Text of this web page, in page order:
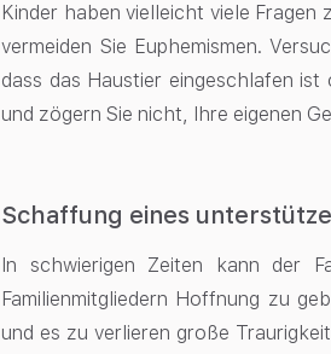
Kinder haben vielleicht viele Fragen
vermeiden Sie Euphemismen.
dass das Haustier eingeschlafen
und zögern Sie nicht, Ihre eigenen
Schaffung eines
In schwierigen Zeiten kann der
Familienmitgliedern Hoffnung zu
und es zu verlieren große